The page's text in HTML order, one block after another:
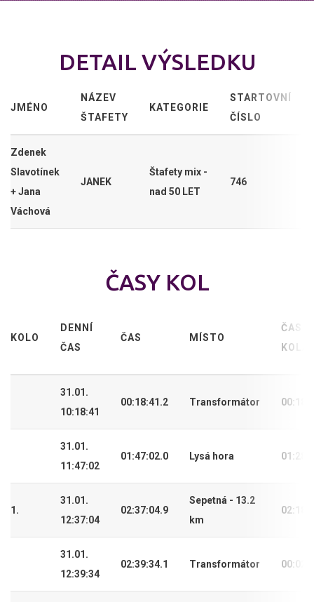
DETAIL VÝSLEDKU
JMÉNO
NÁZEV
ŠTAFETY
KATEGORIE
STARTOVNÍ
ČÍSLO
Zdenek
Slavotínek
+ Jana
Váchová
JANEK
Štafety mix -
nad 50 LET
746
ČASY KOL
KOLO
DENNÍ
ČAS
ČAS MÍSTO
ČAS
KOLA
31.01.
10:18:41
00:18:41.2 Transformátor
31.01.
11:47:02
01:47:02.0 Lysá hora
1.
31.01.
12:37:04
02:37:04.9
Sepetná - 13.2
km
31.01.
12:39:34
02:39:34.1 Transformátor